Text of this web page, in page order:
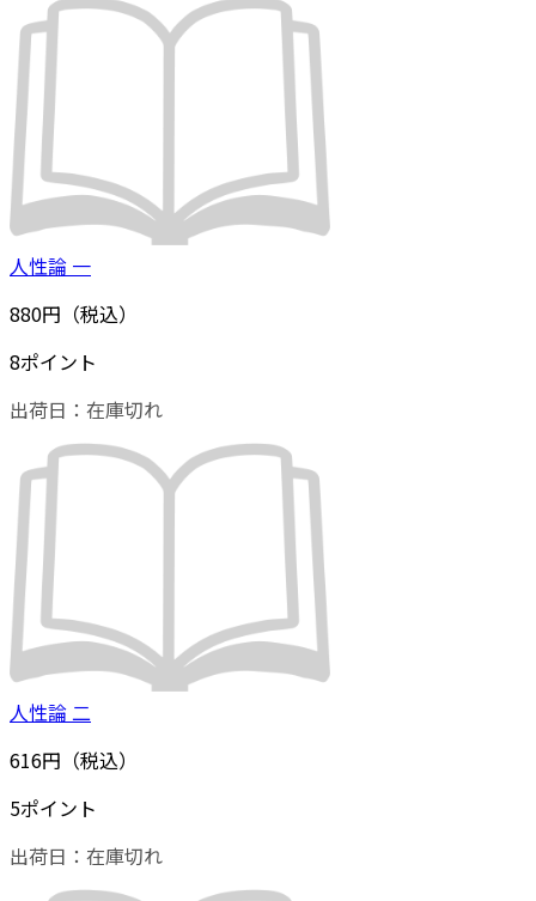
人性論 一
880円（税込）
8ポイント
出荷日： 在庫切れ
人性論 二
616円（税込）
5ポイント
出荷日： 在庫切れ